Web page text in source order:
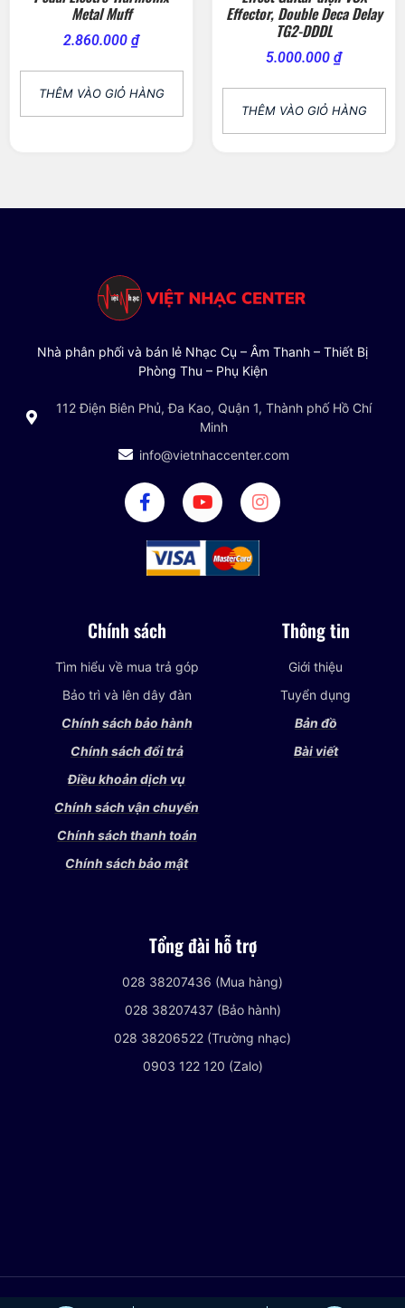
Metal Muff
2.860.000 ₫
THÊM VÀO GIỎ HÀNG
Effector, Double Deca Delay
TG2-DDDL
5.000.000 ₫
THÊM VÀO GIỎ HÀNG
Nhà phân phối và bán lẻ Nhạc Cụ – Âm Thanh – Thiết Bị
Phòng Thu – Phụ Kiện
112 Điện Biên Phủ, Đa Kao, Quận 1, Thành phố Hồ Chí
Minh
info@vietnhaccenter.com
Chính sách
Tìm hiểu về mua trả góp
Bảo trì và lên dây đàn
Chính sách bảo hành
Chính sách đổi trả
Điều khoản dịch vụ
Chính sách vận chuyển
Chính sách thanh toán
Chính sách bảo mật
Thông tin
Giới thiệu
Tuyển dụng
Bản đồ
Bài viết
Tổng đài hỗ trợ
028 38207436 (Mua hàng)
028 38207437 (Bảo hành)
028 38206522 (Trường nhạc)
0903 122 120 (Zalo)